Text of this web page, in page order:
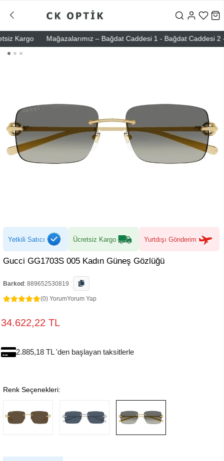
Kargo Mağazalarımız – Bağdat Caddesi 1 - Bağdat Caddesi 2 -
Yetkili Satıcı Ücretsiz Kargo Yurtdışı Gönderim
Gucci GG1703S 005 Kadın Güneş Gözlüğü
Barkod : 889652530819
(0) YorumYorum Yap
34.622,22 TL
2.885,18 TL 'den başlayan taksitlerle
Renk Seçenekleri: